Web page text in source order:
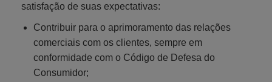
satisfação de suas expectativas:
Contribuir para o aprimoramento das relações
comerciais com os clientes, sempre em
conformidade com o Código de Defesa do
Consumidor;